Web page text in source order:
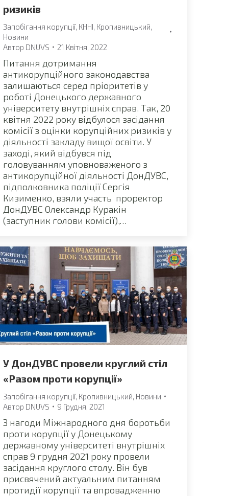
ризиків
Запобігання корупції, КННІ, Кропивницький,
Новини
Автор DNUVS 21 Квітня, 2022
Питання дотримання
антикорупційного законодавства
залишаються серед пріоритетів у
роботі Донецького державного
університету внутрішніх справ. Так, 20
квітня 2022 року відбулося засідання
комісії з оцінки корупційних ризиків у
діяльності закладу вищої освіти. У
заході, який відбувся під
головуванням уповноваженого з
антикорупційної діяльності ДонДУВС,
підполковника поліції Сергія
Кизименко, взяли участь проректор
ДонДУВС Олександр Куракін
(заступник голови комісії),…
У ДонДУВС провели круглий стіл
«Разом проти корупції»
Запобігання корупції, Кропивницький, Новини
Автор DNUVS 9 Грудня, 2021
З нагоди Міжнародного дня боротьби
проти корупції у Донецькому
державному університеті внутрішніх
справ 9 грудня 2021 року провели
засідання круглого столу. Він був
присвячений актуальним питанням
протидії корупції та впровадженню